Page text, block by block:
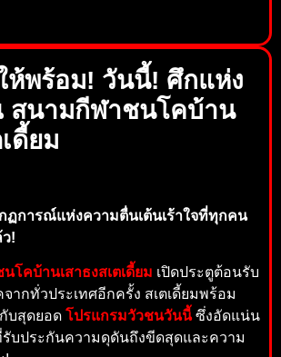
ห้พร้อม! วันนี้! ศึกแห่ง
สนามกีฬาชนโคบ้าน
ดี้ยม
ฏการณ์แห่งความตื่นเต้นเร้าใจที่ทุกคน
!
โคบ้านเสาธงสเตเดี้ยม เปิดประตูต้อนรับ
ากทั่วประเทศอีกครั้ง สเตเดี้ยมพร้อม
บสุดยอด โปรแกรมวัวชนวันนี้ซึ่งอัดแน่น
บประกันความดุดันถึงขีดสุดและความ